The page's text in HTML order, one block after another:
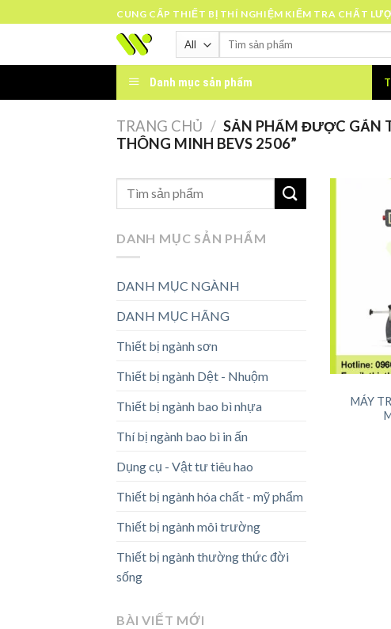
to
CUNG CẤP THIẾT BỊ THÍ NGHIỆM KIỂM TRA CHẤT
Tìm
Danh mục sản phẩm
TRANG CHỦ / SẢN PHẨM ĐƯỢC GẮN
THÔNG MINH BEVS 2506”
DANH MỤC SẢN PHẨM
DANH MỤC NGÀNH
DANH MỤC HÃNG
Thiết bị ngành sơn
Thiết bị ngành Dệt - Nhuộm
Thiết bị ngành bao bì nhựa
Thí bị ngành bao bì in ấn
Dụng cụ - Vật tư tiêu hao
Thiết bị ngành hóa chất - mỹ phẩm
Thiết bị ngành môi trường
Thiết bị ngành thường thức đời
sống
BÀI VIẾT MỚI
MÁY